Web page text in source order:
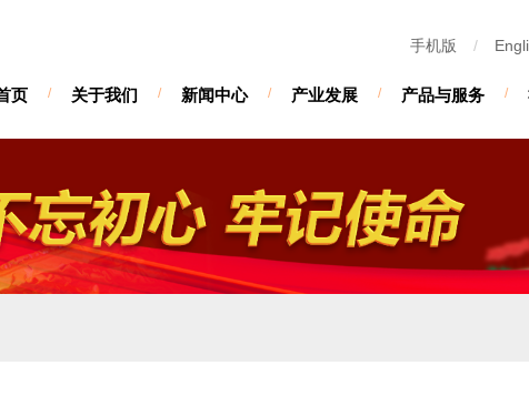
手机版 /
页 / 关于我们 / 新闻中心 / 产业发展 / 产品与服务 /